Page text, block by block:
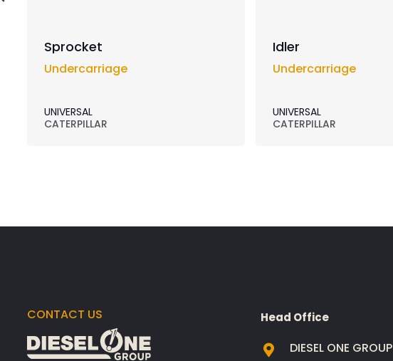
Sprocket
Undercarriage
UNIVERSAL
CATERPILLAR
Idler
Undercarriage
UNIVERSAL
CATERPILLAR
CONTACT US Head Office
DIESEL ONE GROUP